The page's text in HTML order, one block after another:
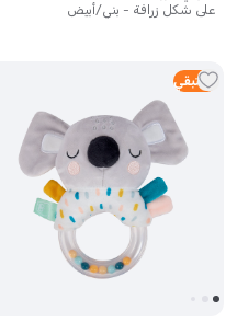
على شكل زرافة - بني/أبيض
1 متبقي